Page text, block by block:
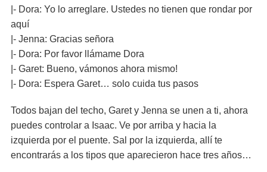
|- Dora: Yo lo arreglare. Ustedes no tienen que rondar por
aquí
|- Jenna: Gracias señora
|- Dora: Por favor llámame Dora
|- Garet: Bueno, vámonos ahora mismo!
|- Dora: Espera Garet… solo cuida tus pasos
Todos bajan del techo, Garet y Jenna se unen a ti, ahora
puedes controlar a Isaac. Ve por arriba y hacia la
izquierda por el puente. Sal por la izquierda, allí te
encontrarás a los tipos que aparecieron hace tres años…